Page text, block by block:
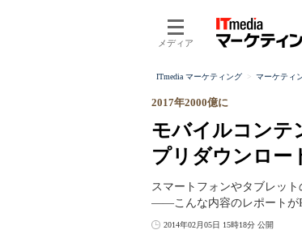
メディア
ITmedia マーケティング マーケティ
モバイルコン
プリダウンロー
2017年2000億に
スマートフォンやタブレッ
――こんな内容のレポートが
2014年02月05日 15時18分 公開